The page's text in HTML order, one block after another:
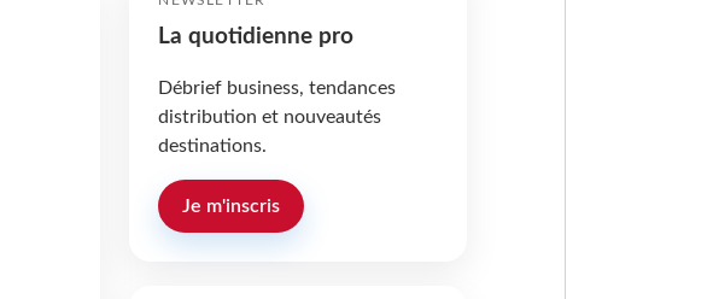
La quotidienne pro
Débrief business, tendances
distribution et nouveautés
destinations.
Je m'inscris